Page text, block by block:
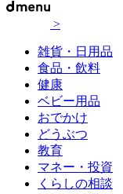
>
雑貨・日用品
食品・飲料
健康
ベビー用品
おでかけ
どうぶつ
教育
マネー・投資
くらしの相談